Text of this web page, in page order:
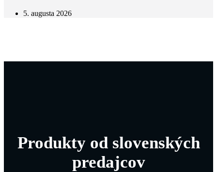
5. augusta 2026
Produkty od slovenských
predajcov